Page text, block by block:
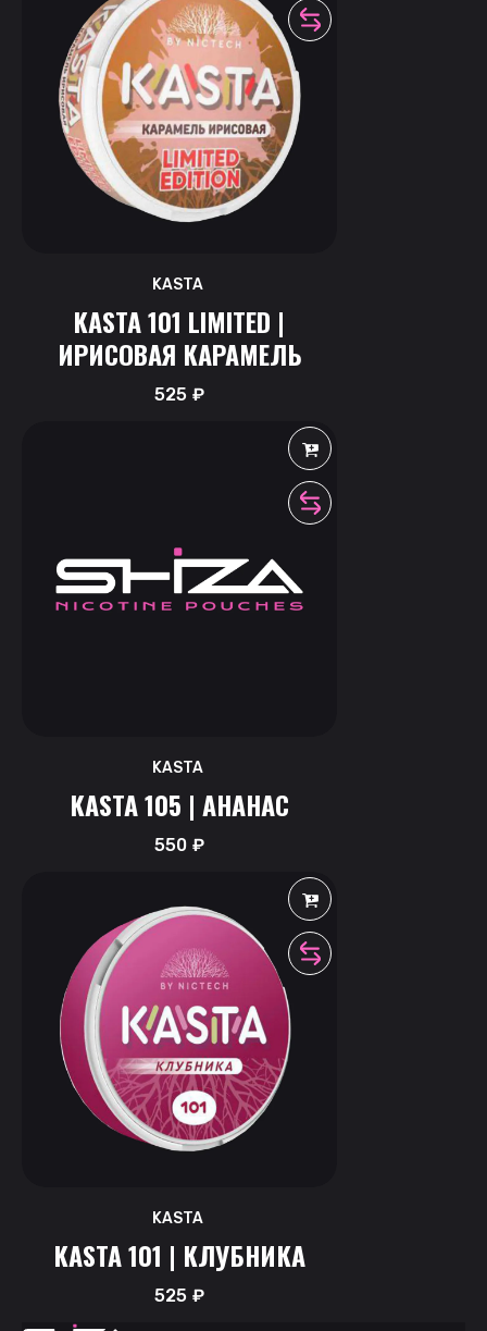
KASTA
KASTA 101 LIMITED |
ИРИСОВАЯ КАРАМЕЛЬ
525₽
KASTA
KASTA 105 | АНАНАС
550₽
KASTA
KASTA 101 | КЛУБНИКА
525₽